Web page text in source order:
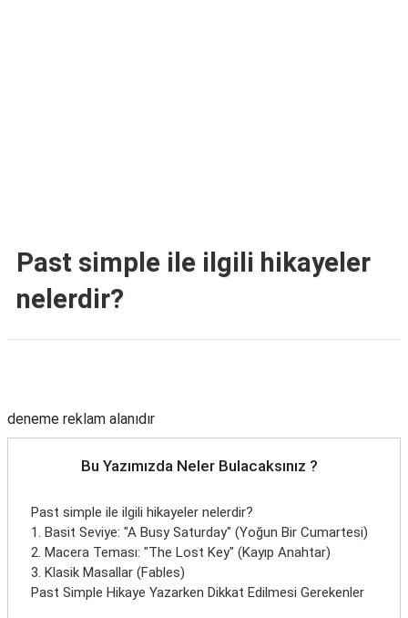
Past simple ile ilgili hikayeler
nelerdir?
deneme reklam alanıdır
Bu Yazımızda Neler Bulacaksınız ?
Past simple ile ilgili hikayeler nelerdir?
1. Basit Seviye: "A Busy Saturday" (Yoğun Bir Cumartesi)
2. Macera Teması: "The Lost Key" (Kayıp Anahtar)
3. Klasik Masallar (Fables)
Past Simple Hikaye Yazarken Dikkat Edilmesi Gerekenler